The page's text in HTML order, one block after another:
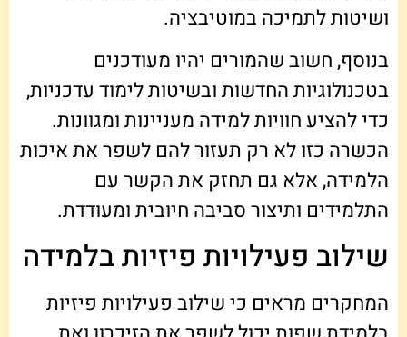
ושיטות לתמיכה במוטיבציה.
בנוסף, חשוב שהמורים יהיו מעודכנים
בטכנולוגיות החדשות ובשיטות לימוד עדכניות,
כדי להציע חוויות למידה מעניינות ומגוונות.
הכשרה כזו לא רק תעזור להם לשפר את איכות
הלמידה, אלא גם תחזק את הקשר עם
התלמידים ותיצור סביבה חיובית ומעודדת.
שילוב פעילויות פיזיות בלמידה
המחקרים מראים כי שילוב פעילויות פיזיות